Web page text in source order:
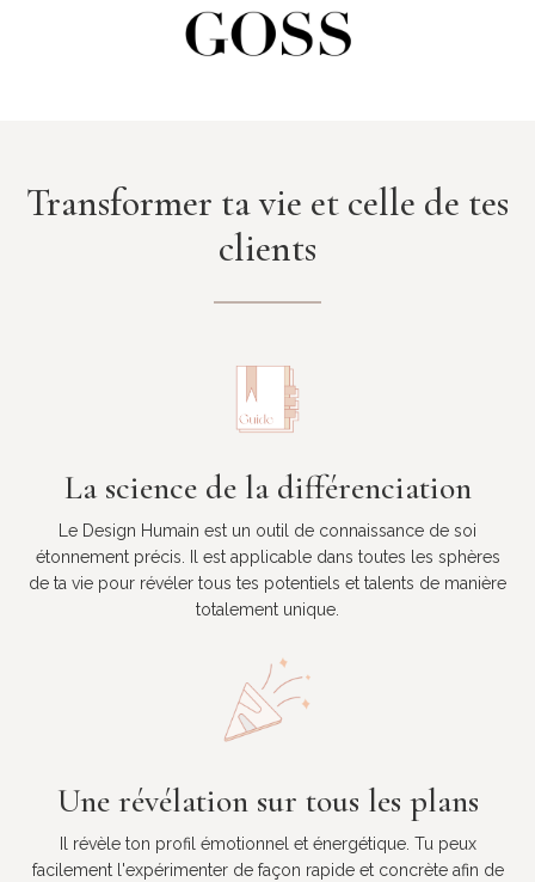
Transformer ta vie et celle de tes
clients
La science de la différenciation
Le Design Humain est un outil de connaissance de soi
étonnement précis. Il est applicable dans toutes les sphères
de ta vie pour révéler tous tes potentiels et talents de manière
totalement unique.
Une révélation sur tous les plans
Il révèle ton profil émotionnel et énergétique. Tu peux
facilement l'expérimenter de façon rapide et concrète afin de